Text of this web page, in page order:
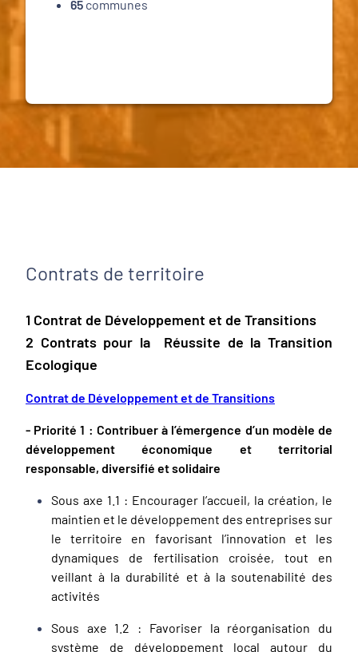
65 communes
Contrats de territoire
1 Contrat de Développement et de Transitions
2 Contrats pour la Réussite de la Transition
Ecologique
Contrat de Développement et de Transitions
- Priorité 1 : Contribuer à l’émergence d’un modèle de
développement économique et territorial
responsable, diversifié et solidaire
Sous axe 1.1 : Encourager l’accueil, la création, le
maintien et le développement des entreprises sur
le territoire en favorisant l’innovation et les
dynamiques de fertilisation croisée, tout en
veillant à la durabilité et à la soutenabilité des
activités
Sous axe 1.2 : Favoriser la réorganisation du
système de développement local autour du